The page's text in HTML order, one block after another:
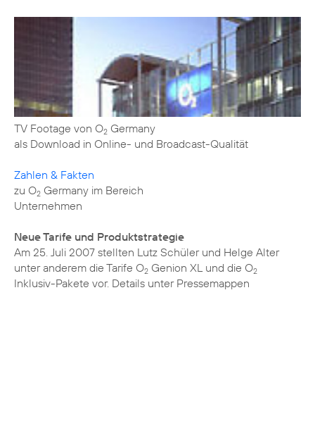
TV Footage von O2 Germany
als Download in Online- und Broadcast-Qualität
Zahlen & Fakten
zu O2 Germany im Bereich
Unternehmen
Neue Tarife und Produktstrategie
Am 25. Juli 2007 stellten Lutz Schüler und Helge Alter
unter anderem die Tarife O2 Genion XL und die O2
Inklusiv-Pakete vor. Details unter Pressemappen